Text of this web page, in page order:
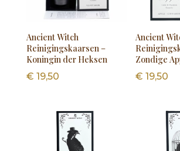
Ancient Witch
Reinigingskaarsen –
Koningin der Heksen
€ 19,50
Ancient
Zondige
€ 19,50